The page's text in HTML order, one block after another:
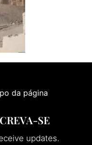
da página
SE
updates.